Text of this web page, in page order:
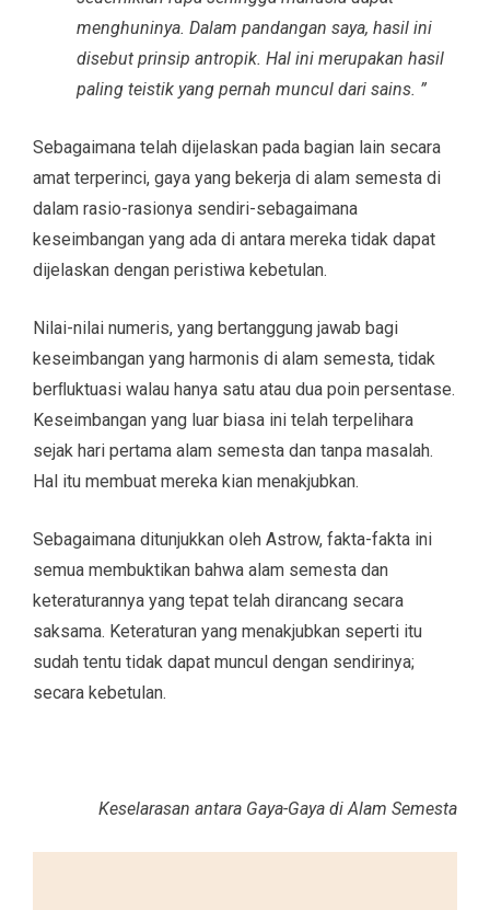
menghuninya. Dalam pandangan saya, hasil ini
disebut prinsip antropik. Hal ini merupakan hasil
paling teistik yang pernah muncul dari sains. ”
Sebagaimana telah dijelaskan pada bagian lain secara
amat terperinci, gaya yang bekerja di alam semesta di
dalam rasio-rasionya sendiri-sebagaimana
keseimbangan yang ada di antara mereka tidak dapat
dijelaskan dengan peristiwa kebetulan.
Nilai-nilai numeris, yang bertanggung jawab bagi
keseimbangan yang harmonis di alam semesta, tidak
berﬂuktuasi walau hanya satu atau dua poin persentase.
Keseimbangan yang luar biasa ini telah terpelihara
sejak hari pertama alam semesta dan tanpa masalah.
Hal itu membuat mereka kian menakjubkan.
Sebagaimana ditunjukkan oleh Astrow, fakta-fakta ini
semua membuktikan bahwa alam semesta dan
keteraturannya yang tepat telah dirancang secara
saksama. Keteraturan yang menakjubkan seperti itu
sudah tentu tidak dapat muncul dengan sendirinya;
secara kebetulan.
Keselarasan antara Gaya-Gaya di Alam Semesta